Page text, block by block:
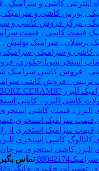
تماس بگیرید